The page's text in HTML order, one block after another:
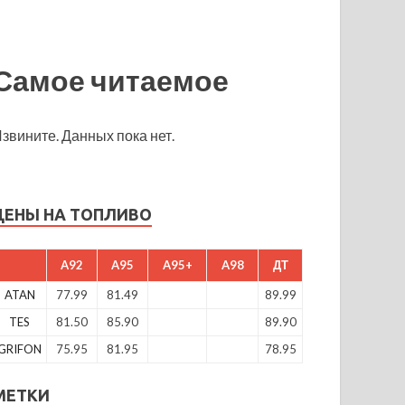
читаемое
Данных пока нет.
НА ТОПЛИВО
A92 A95 A95+ A98 ДТ
ATAN 77.99 81.49
89.99
TES
81.50 85.90
89.90
75.95 81.95 78.95